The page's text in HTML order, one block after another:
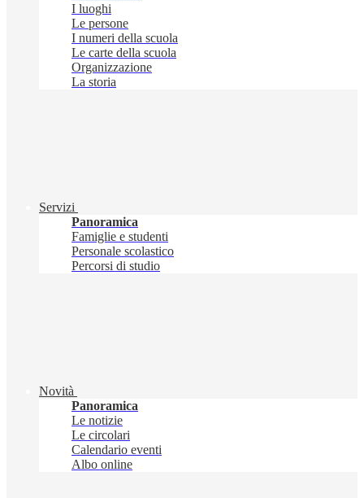
I luoghi
Le persone
I numeri della scuola
Le carte della scuola
Organizzazione
La storia
Servizi
Panoramica
Famiglie e studenti
Personale scolastico
Percorsi di studio
Novità
Panoramica
Le notizie
Le circolari
Calendario eventi
Albo online